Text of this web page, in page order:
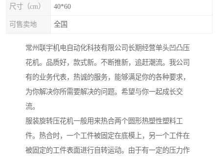
尺寸（cm） 40*60
可售卖地 全国
常州联宇机电自动化科技有限公司长期经营单头凹凸压
花机。品质好，款式新。不断推新，追赶潮流。我公司
有的业务代表，热诚的服务，能够满足你的各种要求，
为你解决你所需要解决的问题。希望与你一起成长交
流。
服装旋转压花机一般用来热合两个圆形热塑性塑料工
件。热合时，一个工件被固定在底模上，另一个工件在
被固定的工件表面进行自转运动。由于有一定的压力作